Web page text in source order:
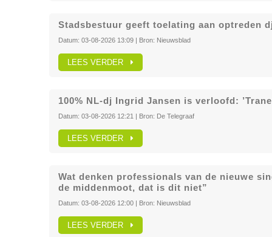
Stadsbestuur geeft toelating aan optreden
Datum: 03-08-2026 13:09| Bron: Nieuwsblad
LEES VERDER
100% NL-dj Ingrid Jansen is verloofd:
Datum: 03-08-2026 12:21 | Bron: De Telegraaf
LEES VERDER
Wat denken professionals van de nieuwe
de middenmoot, dat is dit niet”
Datum: 03-08-2026 12:00| Bron: Nieuwsblad
LEES VERDER